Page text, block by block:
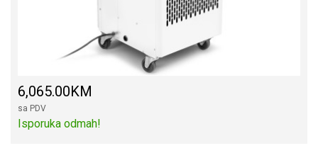
6,065.00KM
sa PDV
Isporuka odmah!